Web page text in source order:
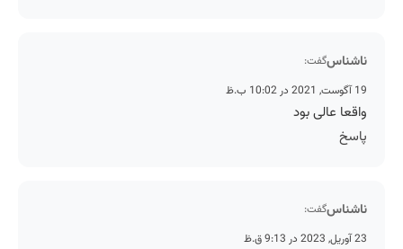
ناشناسگفت:
19 آگوست, 2021 در 10:02 ب.ظ
واقعا عالی بود
پاسخ
ناشناسگفت:
23 آوریل, 2023 در 9:13 ق.ظ